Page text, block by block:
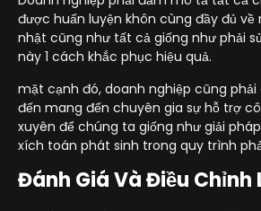
được huấn luyện khôn cùng đầy đủ về
nhật cũng như tất cả giống như phải
này 1 cách khắc phục hiệu quả.
mặt cạnh đó, doanh nghiệp cũng
đến mang đến chuyên gia sự hỗ trợ
xuyên để chúng ta giống như giải
xích toán phát sinh trong quy trình
Đánh Giá Và Điều Chỉnh